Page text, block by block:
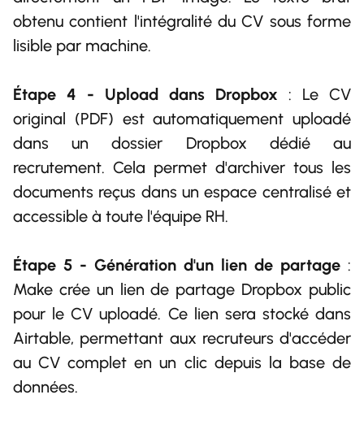
obtenu contient l'intégralité du CV sous forme
lisible par machine.
Étape 4 - Upload dans Dropbox : Le CV
original (PDF) est automatiquement uploadé
dans un dossier Dropbox dédié au
recrutement. Cela permet d'archiver tous les
documents reçus dans un espace centralisé et
accessible à toute l'équipe RH.
Étape 5 - Génération d'un lien de partage :
Make crée un lien de partage Dropbox public
pour le CV uploadé. Ce lien sera stocké dans
Airtable, permettant aux recruteurs d'accéder
au CV complet en un clic depuis la base de
données.